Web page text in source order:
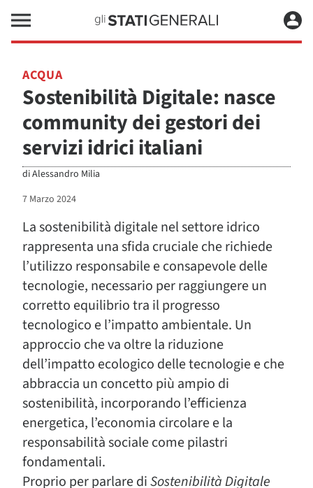
ACQUA
Sostenibilità Digitale: nasce
community dei gestori dei
servizi idrici italiani
diAlessandro Milia
7 Marzo 2024
La sostenibilità digitale nel settore idrico
rappresenta una sfida cruciale che richiede
l’utilizzo responsabile e consapevole delle
tecnologie, necessario per raggiungere un
corretto equilibrio tra il progresso
tecnologico e l’impatto ambientale. Un
approccio che va oltre la riduzione
dell’impatto ecologico delle tecnologie e che
abbraccia un concetto più ampio di
sostenibilità, incorporando l’efficienza
energetica, l’economia circolare e la
responsabilità sociale come pilastri
fondamentali.
Proprio per parlare diSostenibilità Digitale